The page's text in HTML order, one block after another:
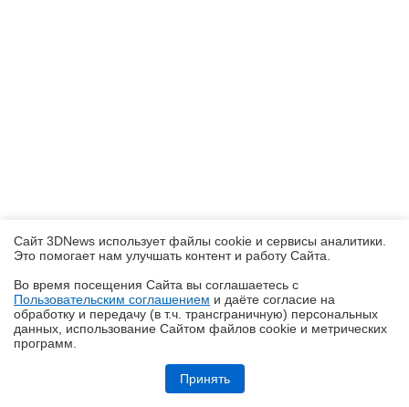
Обзор игрового ноутбука ASUS ROG Zephyrus G14 GU405: пример
удачной погони за двумя зайцами
Сайт 3DNews использует файлы cookie и сервисы аналитики.
Это помогает нам улучшать контент и работу Cайта.
Во время посещения Cайта вы соглашаетесь с
Пользовательским соглашением и даёте согласие на
обработку и передачу (в т.ч. трансграничную) персональных
данных, использование Cайтом файлов cookie и метрических
программ.
Принять